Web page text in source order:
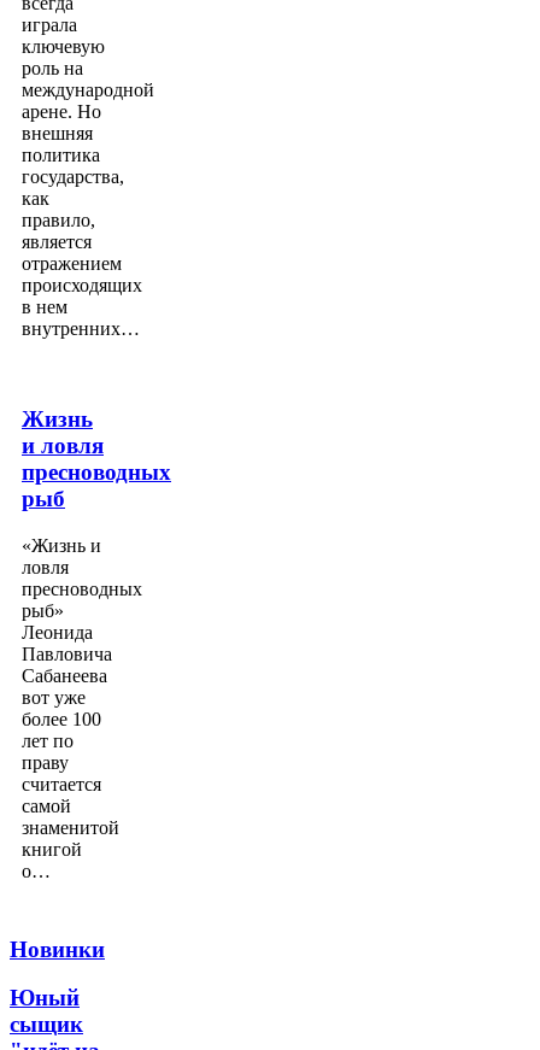
играла
ключевую
роль на
международной
арене. Но
внешняя
политика
государства,
как
правило,
является
отражением
происходящих
в нем
внутренних…
Жизнь
и ловля
пресноводных
рыб
«Жизнь и
ловля
пресноводных
рыб»
Леонида
Павловича
Сабанеева
вот уже
более 100
лет по
праву
считается
самой
знаменитой
книгой
о…
Новинки
Юный
сыщик